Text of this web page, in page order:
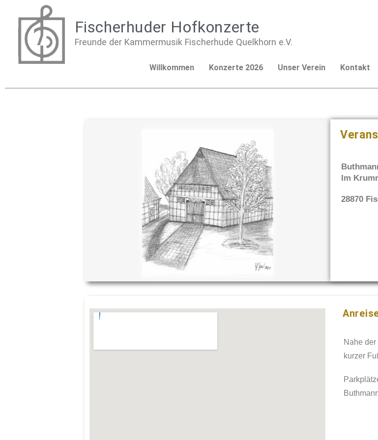
Fischerhuder Hofkonzerte
Freunde der Kammermusik Fischerhude Quelkhorn e.V.
Willkommen Konzerte 2026 Unser Verein Kontakt
Im
28870
Nahe
kurzer